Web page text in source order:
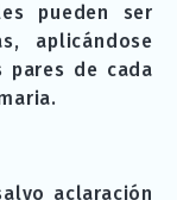
pueden ser
aplicándose
de cada
aclaración